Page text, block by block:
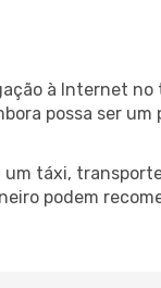
à Internet
possa ser um
um táxi,
podem